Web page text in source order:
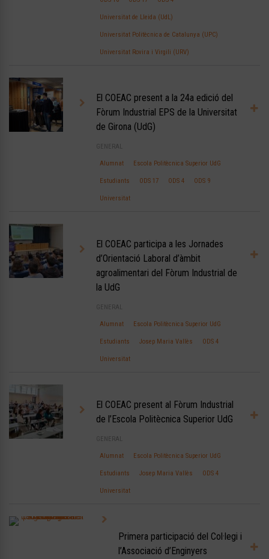
Universitat de Lleida (UdL)
Universitat Politècnica de Catalunya (UPC)
Universitat Rovira i Virgili (URV)
El COEAC present a la 24a edició del
Fòrum Industrial EPS de la Universitat
de Girona (UdG)
GENERAL
Alumnat Escola Politècnica Superior UdG
Estudiants ODS 17 ODS 4 ODS 9
Universitat
El COEAC participa a les Jornades
d’Orientació Laboral d’àmbit
agroalimentari del Fòrum Industrial de
la UdG
GENERAL
Alumnat Escola Politècnica Superior UdG
Estudiants Josep Maria Vallès ODS 4
Universitat
El COEAC present al Fòrum Industrial
de l’Escola Politècnica Superior UdG
GENERAL
Alumnat Escola Politècnica Superior UdG
Estudiants Josep Maria Vallès ODS 4
Universitat
Primera participació del Col·legi i
l’Associació d’Enginyers